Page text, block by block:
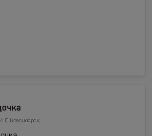
Г, Красноярск